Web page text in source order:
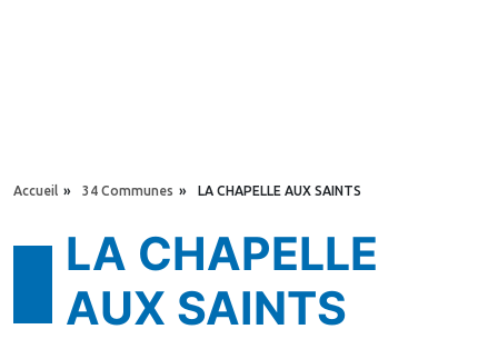
YOU ARE HERE
Accueil » 34 Communes » LA CHAPELLE AUX SAINTS
LA CHAPELLE
AUX SAINTS